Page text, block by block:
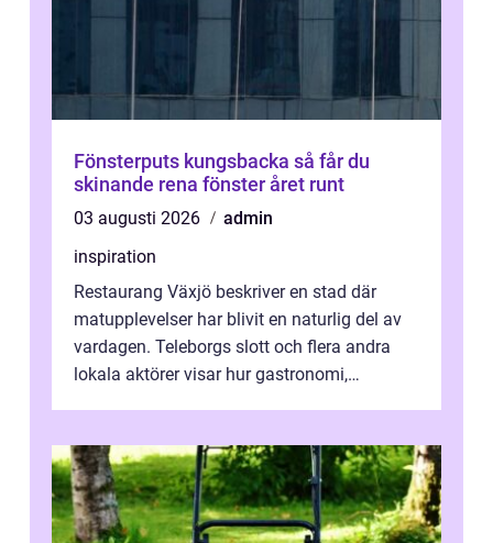
Fönsterputs kungsbacka så får du
skinande rena fönster året runt
03 augusti 2026
admin
inspiration
Restaurang Växjö beskriver en stad där
matupplevelser har blivit en naturlig del av
vardagen. Teleborgs slott och flera andra
lokala aktörer visar hur gastronomi,